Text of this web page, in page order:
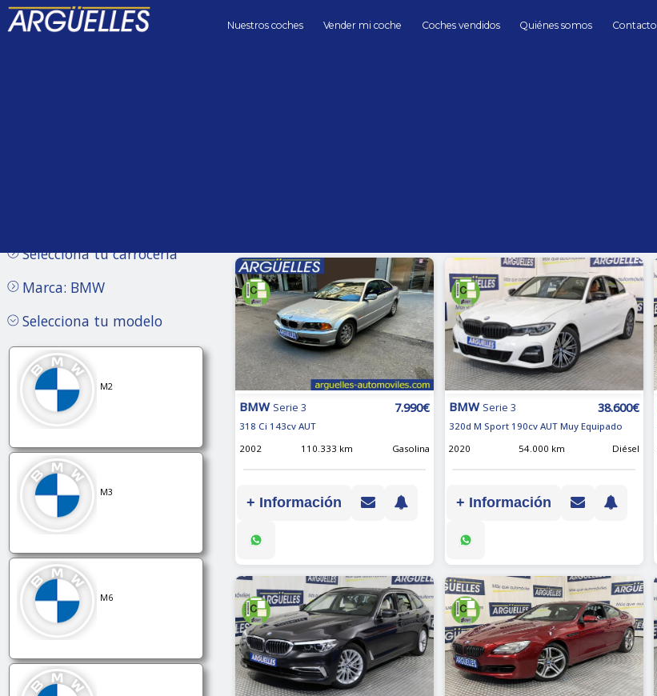
Nuestros coches Vender mi coche Coches vendidos Quiénes somos Contacto
BMW Serie 3 7.990€
318 Ci 143cv AUT
2002
110.333 km Gasolina
+ Información
BMW Serie 3 38.600€
320d M Sport 190cv AUT Muy Equipado
2020
54.000 km Diésel
+ Información
Selecciona tu carrocería
Marca: BMW
Selecciona tu modelo
M2
M3
M6